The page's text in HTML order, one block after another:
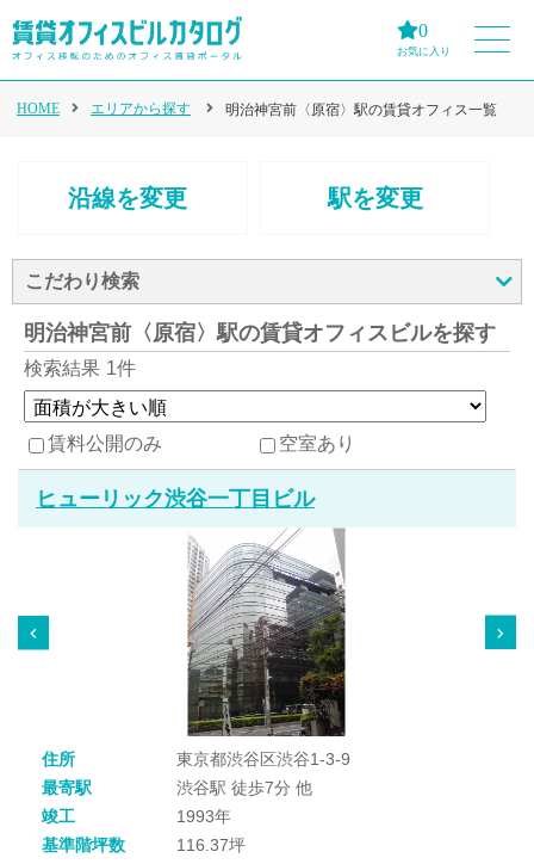
0
お気に入り
HOME エリアから探す 明治神宮前〈原宿〉駅の賃貸オフィス一覧
沿線を変更 駅を変更
こだわり検索
明治神宮前〈原宿〉駅の賃貸オフィスビルを探す
検索結果 1件
賃料公開のみ 空室あり
ヒューリック渋谷一丁目ビル
住所
東京都渋谷区渋谷1-3-9
最寄駅
渋谷駅 徒歩7分 他
竣工
1993年
基準階坪数
116.37坪